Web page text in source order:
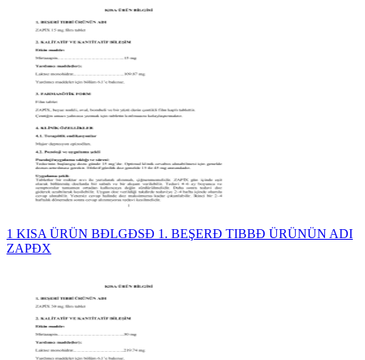
1 KISA ÜRÜN BĐLGĐSĐ 1. BEŞERĐ TIBBĐ ÜRÜNÜN ADI
ZAPĐX